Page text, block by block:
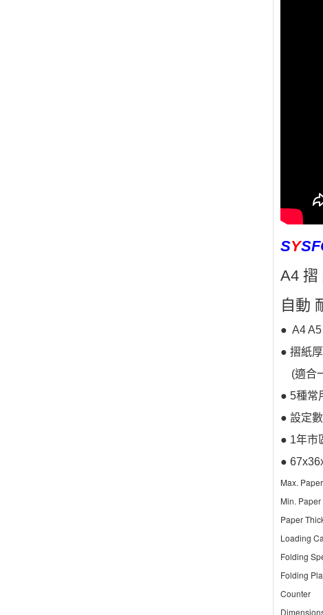
SY
A4 摺
自動
● A4
● 摺紙
(適合
● 5種常
● 設定
● 1年市
●
Max.
Min. Paper
Paper
Loading
Folding
Folding
Counter